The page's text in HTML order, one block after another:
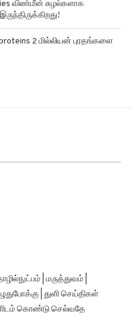
2 மில்லியன் புரதங்களை
| மருத்துவம் |
| துளி செய்திகள்
கொண்டு செல்வதே